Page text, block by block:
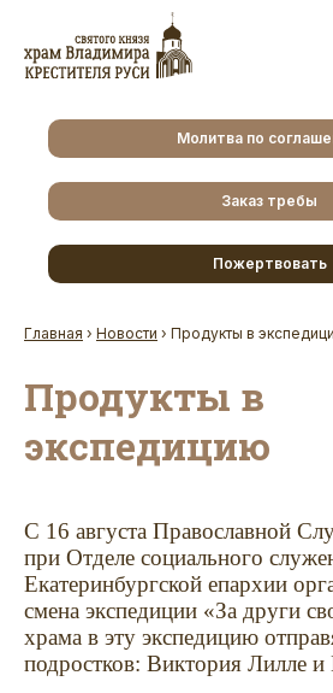
Молитва по
Заказ требы
Пожертвовать
Главная › Новости › Продукты в
Продукты в
экспедицию
С 16 августа Православной
при Отделе социального
Екатеринбургской епархии
смена экспедиции «За други
храма в эту экспедицию
подростков: Виктория Лилле и